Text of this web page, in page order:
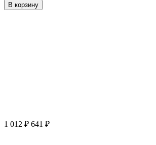
В корзину
1 012 ₽ 641 ₽